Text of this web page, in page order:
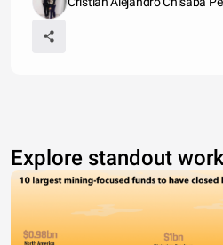
Explore standout